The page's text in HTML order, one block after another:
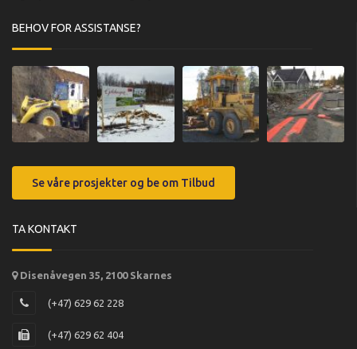
BEHOV FOR ASSISTANSE?
Se våre prosjekter og be om Tilbud
TA KONTAKT
Disenåvegen 35, 2100 Skarnes
(+47) 629 62 228
(+47) 629 62 404